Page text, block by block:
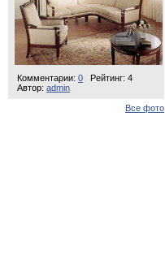
Комментарии: 0
Рейтинг: 4
Автор: admin
Все фото